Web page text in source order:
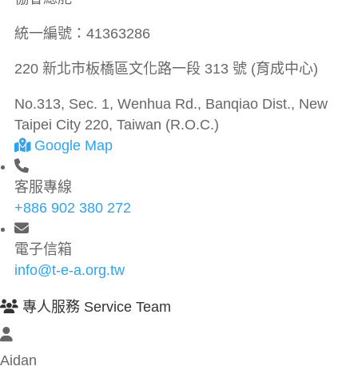
統一編號： 41363286
220 新北市板橋區文化路一段 313 號 (育成中心)
No.313, Sec. 1, Wenhua Rd., Banqiao Dist., New
Taipei City 220, Taiwan (R.O.C.)
Google Map
客服專線
+886 902 380 272
電子信箱
info@t-e-a.org.tw
專人服務 Service Team
Aidan